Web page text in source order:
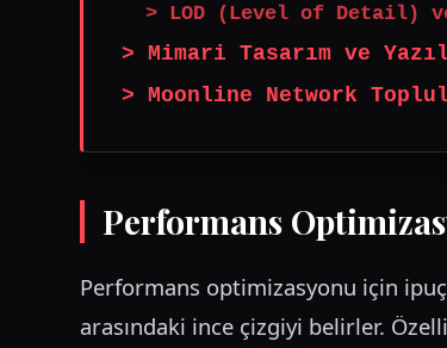
> LOD (Level of Detail)
> Mimari Tasarım ve
> Moonline Network
Performans
Performans optimizasyonu için
arasındaki ince çizgiyi belirler.